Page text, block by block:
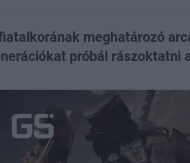
meghatározó
próbál rászoktatni